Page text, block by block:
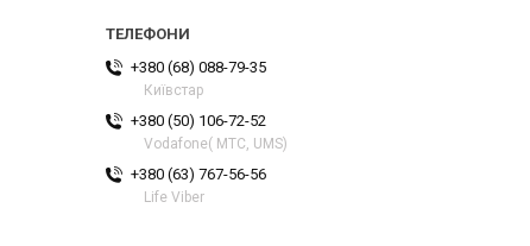
+380 (68) 088-79-35
Київстар
+380 (50) 106-72-52
Vodafone( МТС, UMS)
+380 (63) 767-56-56
Life Viber